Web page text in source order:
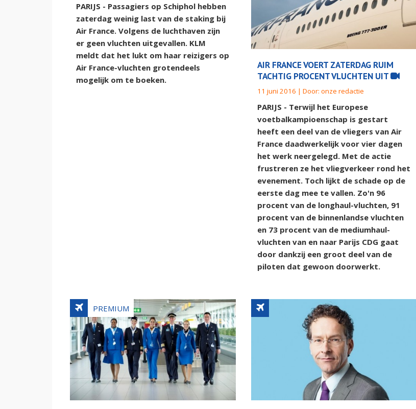
PARIJS - Passagiers op Schiphol hebben
zaterdag weinig last van de staking bij
Air France. Volgens de luchthaven zijn
er geen vluchten uitgevallen. KLM
meldt dat het lukt om haar reizigers op
Air France-vluchten grotendeels
mogelijk om te boeken.
AIR FRANCE VOERT ZATERDAG RUIM
TACHTIG PROCENT VLUCHTEN UIT
11 juni 2016 | Door: onze redactie
PARIJS - Terwijl het Europese
voetbalkampioenschap is gestart
heeft een deel van de vliegers van Air
France daadwerkelijk voor vier dagen
het werk neergelegd. Met de actie
frustreren ze het vliegverkeer rond het
evenement. Toch lijkt de schade op de
eerste dag mee te vallen. Zo'n 96
procent van de longhaul-vluchten, 91
procent van de binnenlandse vluchten
en 73 procent van de mediumhaul-
vluchten van en naar Parijs CDG gaat
door dankzij een groot deel van de
piloten dat gewoon doorwerkt.